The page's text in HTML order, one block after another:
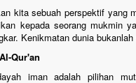
kita sebuah perspektif yang
kepada seorang mukmin
Kenikmatan dunia
Qur'an
iman adalah pilihan